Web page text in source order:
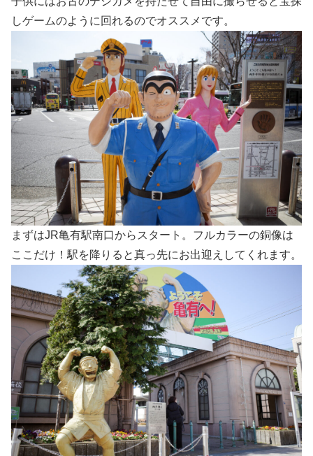
しゲームのように回れるのでオススメです。
まずはJR亀有駅南口からスタート。フルカラーの銅像は
ここだけ！駅を降りると真っ先にお出迎えしてくれます。